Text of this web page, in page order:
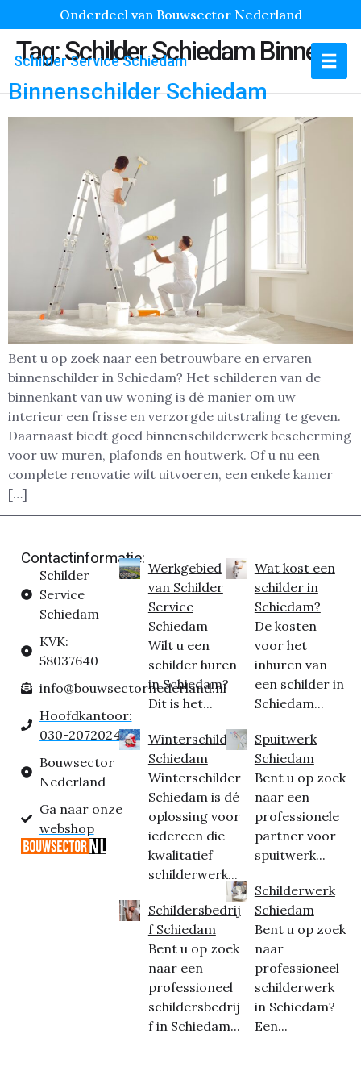
Onderdeel van Bouwsector Nederland
Schilder Service Schiedam
Tag:Schilder Schiedam Binnen
Binnenschilder Schiedam
Bent u op zoek naar een betrouwbare en ervaren
binnenschilder in Schiedam? Het schilderen van de
binnenkant van uw woning is dé manier om uw
interieur een frisse en verzorgde uitstraling te geven.
Daarnaast biedt goed binnenschilderwerk bescherming
voor uw muren, plafonds en houtwerk. Of u nu een
complete renovatie wilt uitvoeren, een enkele kamer
[…]
Contactinformatie:
Schilder
Service
Schiedam
KVK:
58037640
info@bouwsectornederland.nl
Hoofdkantoor:
030-2072024
Bouwsector
Nederland
Ga naar onze
webshop
Werkgebied
van Schilder
Service
Schiedam
Wilt u een
schilder huren
in Schiedam?
Dit is het...
Winterschilder
Schiedam
Winterschilder
Schiedam is dé
oplossing voor
iedereen die
kwalitatief
schilderwerk...
Schildersbedrij
f Schiedam
Bent u op zoek
naar een
professioneel
schildersbedrij
f in Schiedam...
Wat kost een
schilder in
Schiedam?
De kosten
voor het
inhuren van
een schilder in
Schiedam...
Spuitwerk
Schiedam
Bent u op zoek
naar een
professionele
partner voor
spuitwerk...
Schilderwerk
Schiedam
Bent u op zoek
naar
professioneel
schilderwerk
in Schiedam?
Een...